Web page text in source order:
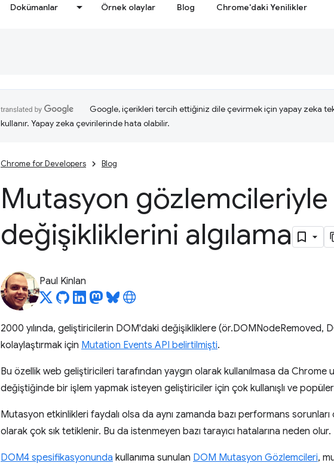
Dokümanlar Örnek olaylar Blog Chrome'daki Yenilikler
Google, içerikleri tercih ettiğiniz dile çevirmek için yapay zeka
kullanır. Yapay zeka çevirilerinde hata olabilir.
Chrome for Developers Blog
Mutasyon gözlemcileriyle
değişikliklerini algılama
Paul Kinlan
2000 yılında, geliştiricilerin DOM'daki değişikliklere (ör.DOMNodeRemoved,
kolaylaştırmak için Mutation Events API belirtilmişti.
Bu özellik web geliştiricileri tarafından yaygın olarak kullanılmasa da Chrome
değiştiğinde bir işlem yapmak isteyen geliştiriciler için çok kullanışlı ve
Mutasyon etkinlikleri faydalı olsa da aynı zamanda bazı performans sorunları
olarak çok sık tetiklenir. Bu da istenmeyen bazı tarayıcı hatalarına neden olur.
DOM4 spesifikasyonunda kullanıma sunulan DOM Mutasyon Gözlemcileri,